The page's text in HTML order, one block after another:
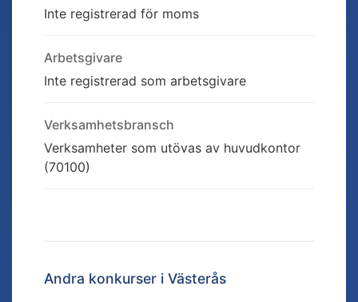
Inte registrerad för moms
Arbetsgivare
Inte registrerad som arbetsgivare
Verksamhetsbransch
Verksamheter som utövas av huvudkontor
(70100)
Andra konkurser i Västerås